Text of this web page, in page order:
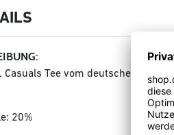
Casuals Tee vom deutschen
20%